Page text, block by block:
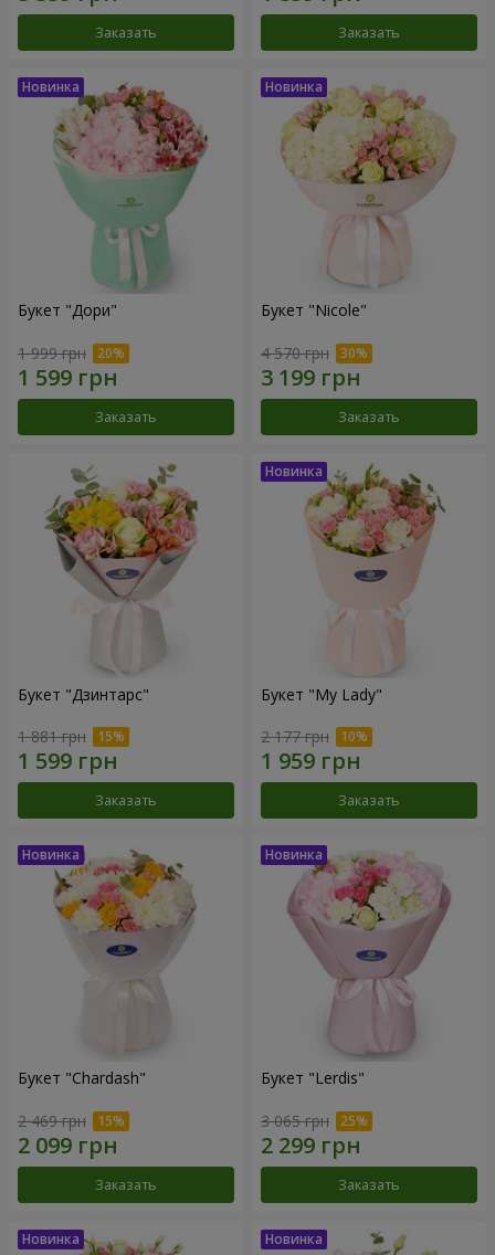
Заказать Заказать
Букет "Дори"
1 999 грн
Заказать
Букет "Nicole"
4 570 грн
Заказать
Букет "Дзинтарс"
1 881 грн
Заказать
Букет "My Lady"
2 177 грн
Заказать
Букет "Chardash"
2 469 грн
Заказать
Букет "Lerdis"
3 065 грн
Заказать